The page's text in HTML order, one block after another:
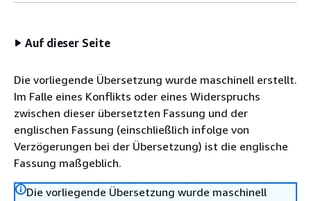
Auf dieser Seite
Die vorliegende Übersetzung wurde maschinell erstellt.
Im Falle eines Konflikts oder eines Widerspruchs
zwischen dieser übersetzten Fassung und der
englischen Fassung (einschließlich infolge von
Verzögerungen bei der Übersetzung) ist die englische
Fassung maßgeblich.
Die vorliegende Übersetzung wurde maschinell